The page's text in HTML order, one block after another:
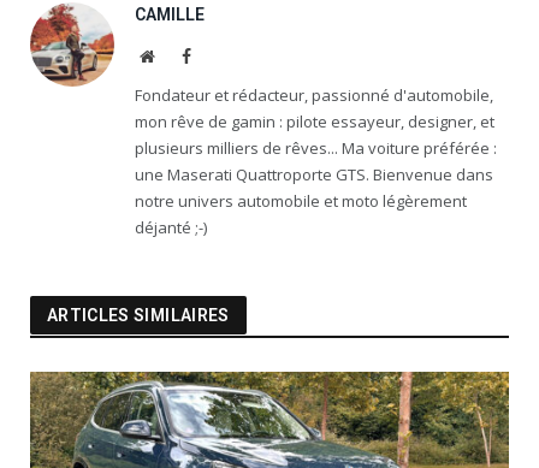
CAMILLE
WebsiteFacebook
Fondateur et rédacteur, passionné d'automobile,
mon rêve de gamin : pilote essayeur, designer, et
plusieurs milliers de rêves... Ma voiture préférée :
une Maserati Quattroporte GTS. Bienvenue dans
notre univers automobile et moto légèrement
déjanté ;-)
ARTICLES SIMILAIRES